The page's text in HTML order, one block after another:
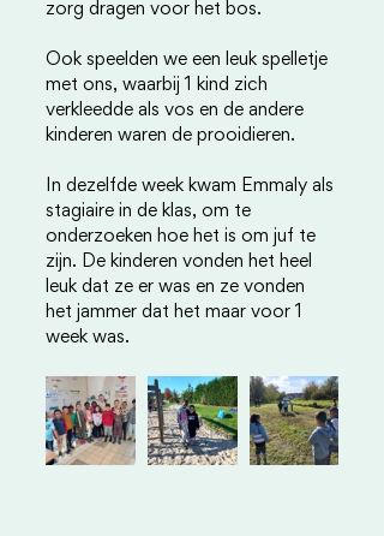
zorg dragen voor het bos.
Ook speelden we een leuk spelletje
met ons, waarbij 1 kind zich
verkleedde als vos en de andere
kinderen waren de prooidieren.
In dezelfde week kwam Emmaly als
stagiaire in de klas, om te
onderzoeken hoe het is om juf te
zijn. De kinderen vonden het heel
leuk dat ze er was en ze vonden
het jammer dat het maar voor 1
week was.